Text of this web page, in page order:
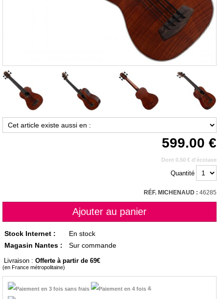
599.00
Dont 0.50 € d'écotaxe
Quantité
RÉF. MICHENAUD : 46285
Stock Internet :
En stock
Magasin Nantes :
Sur commande
Livraison : Offerte à partir de 69
(en France métropolitaine)
&